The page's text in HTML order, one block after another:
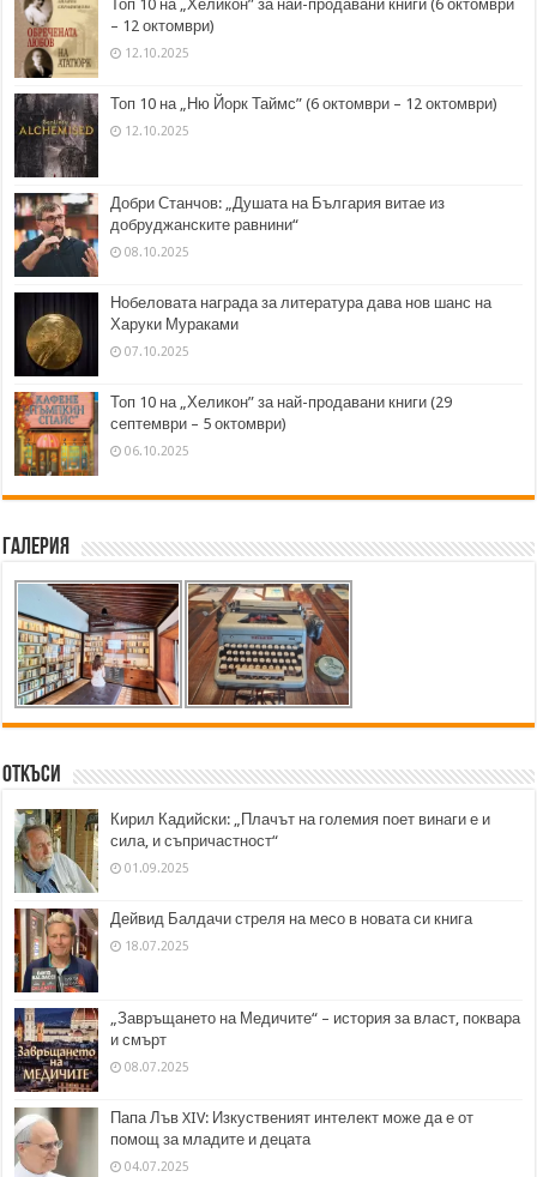
Топ 10 на „Хеликон” за най-продавани книги (6 октомври
– 12 октомври)
12.10.2025
Топ 10 на „Ню Йорк Таймс” (6 октомври – 12 октомври)
12.10.2025
Добри Станчов: „Душата на България витае из
добруджанските равнини“
08.10.2025
Нобеловата награда за литература дава нов шанс на
Харуки Мураками
07.10.2025
Топ 10 на „Хеликон” за най-продавани книги (29
септември – 5 октомври)
06.10.2025
Галерия
Откъси
Кирил Кадийски: „Плачът на големия поет винаги е и
сила, и съпричастност“
01.09.2025
Дейвид Балдачи стреля на месо в новата си книга
18.07.2025
„Завръщането на Медичите“ – история за власт, поквара
и смърт
08.07.2025
Папа Лъв XIV: Изкуственият интелект може да е от
помощ за младите и децата
04.07.2025